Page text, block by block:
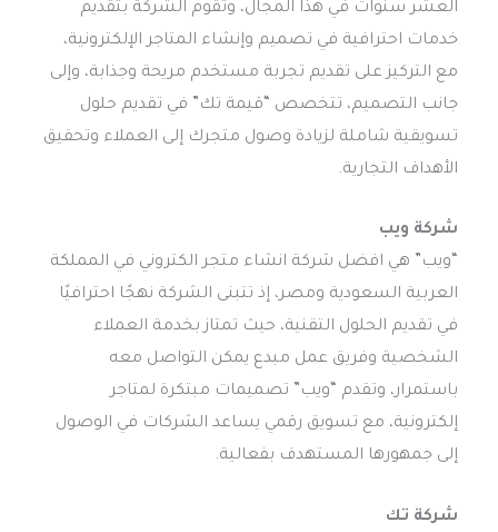
العشر سنوات في هذا المجال، وتقوم الشركة بتقديم
خدمات احترافية في تصميم وإنشاء المتاجر الإلكترونية،
مع التركيز على تقديم تجربة مستخدم مريحة وجذابة، وإلى
جانب التصميم، تتخصص “قيمة تك” في تقديم حلول
تسويقية شاملة لزيادة وصول متجرك إلى العملاء وتحقيق
الأهداف التجارية.
شركة ويب
“ويب” هي افضل شركة انشاء متجر الكتروني في المملكة
العربية السعودية ومصر، إذ تتبنى الشركة نهجًا احترافيًا
في تقديم الحلول التقنية، حيث تمتاز بخدمة العملاء
الشخصية وفريق عمل مبدع يمكن التواصل معه
باستمرار، وتقدم “ويب” تصميمات مبتكرة لمتاجر
إلكترونية، مع تسويق رقمي يساعد الشركات في الوصول
إلى جمهورها المستهدف بفعالية.
شركة تك